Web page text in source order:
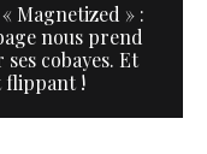
Magnetized » :
nous prend
ses cobayes. Et
flippant !